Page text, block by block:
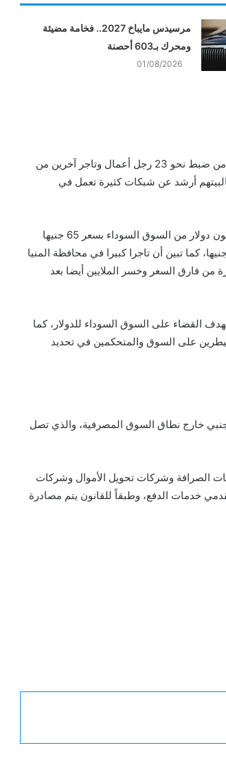
مرسيدس مايباخ 2027.. فخامة مضيئة
ومحرك بـ603 أحصنة
01/08/2026
في سياق متصل كشفت معلومات أن الأجهزة الأمنية المصرية تمكنت حتى الآن من ضبط نحو 23 رجل أعمال وتاجر آخرين من
أرشد عن شبكات كثيرة تعمل في
وتبين أن عددا من رجال الأعمال الكبار بينهم ملياردير شهير اشتروا نحو 200 مليون دولار من السوق السوداء بسعر 65 جنيها
الواحد وخسروا الملايين من الجنيهات بعد انخفاض سعر الدولار لنحو 50 جنيها، كما تبين أن تاجرا كبيرا في محافظة المنيا
من فارق السعر وخسر الملايين أيضا بعد
القضاء على السوق السوداء للدولار، كما
على السوق والمتحكمين في تحديد
لسنة 2020 لملاحقة تجار النقد الأجنبي خارج نطاق السوق المصرفية، والذي تصل
الصرافة وشركات تحويل الأموال وشركات
خدمات الدفع، وطبقاً للقانون يتم مصادرة